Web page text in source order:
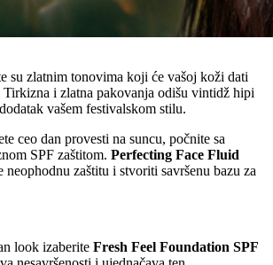
su zlatnim tonovima koji će vašoj koži dati
i zlatna pakovanja odišu vintidž hipi
vašem festivalskom stilu.
ceo dan provesti na suncu, počnite sa
SPF zaštitom. Perfecting Face Fluid
neophodnu zaštitu i stvoriti savršenu bazu za
look izaberite Fresh Feel Foundation SPF